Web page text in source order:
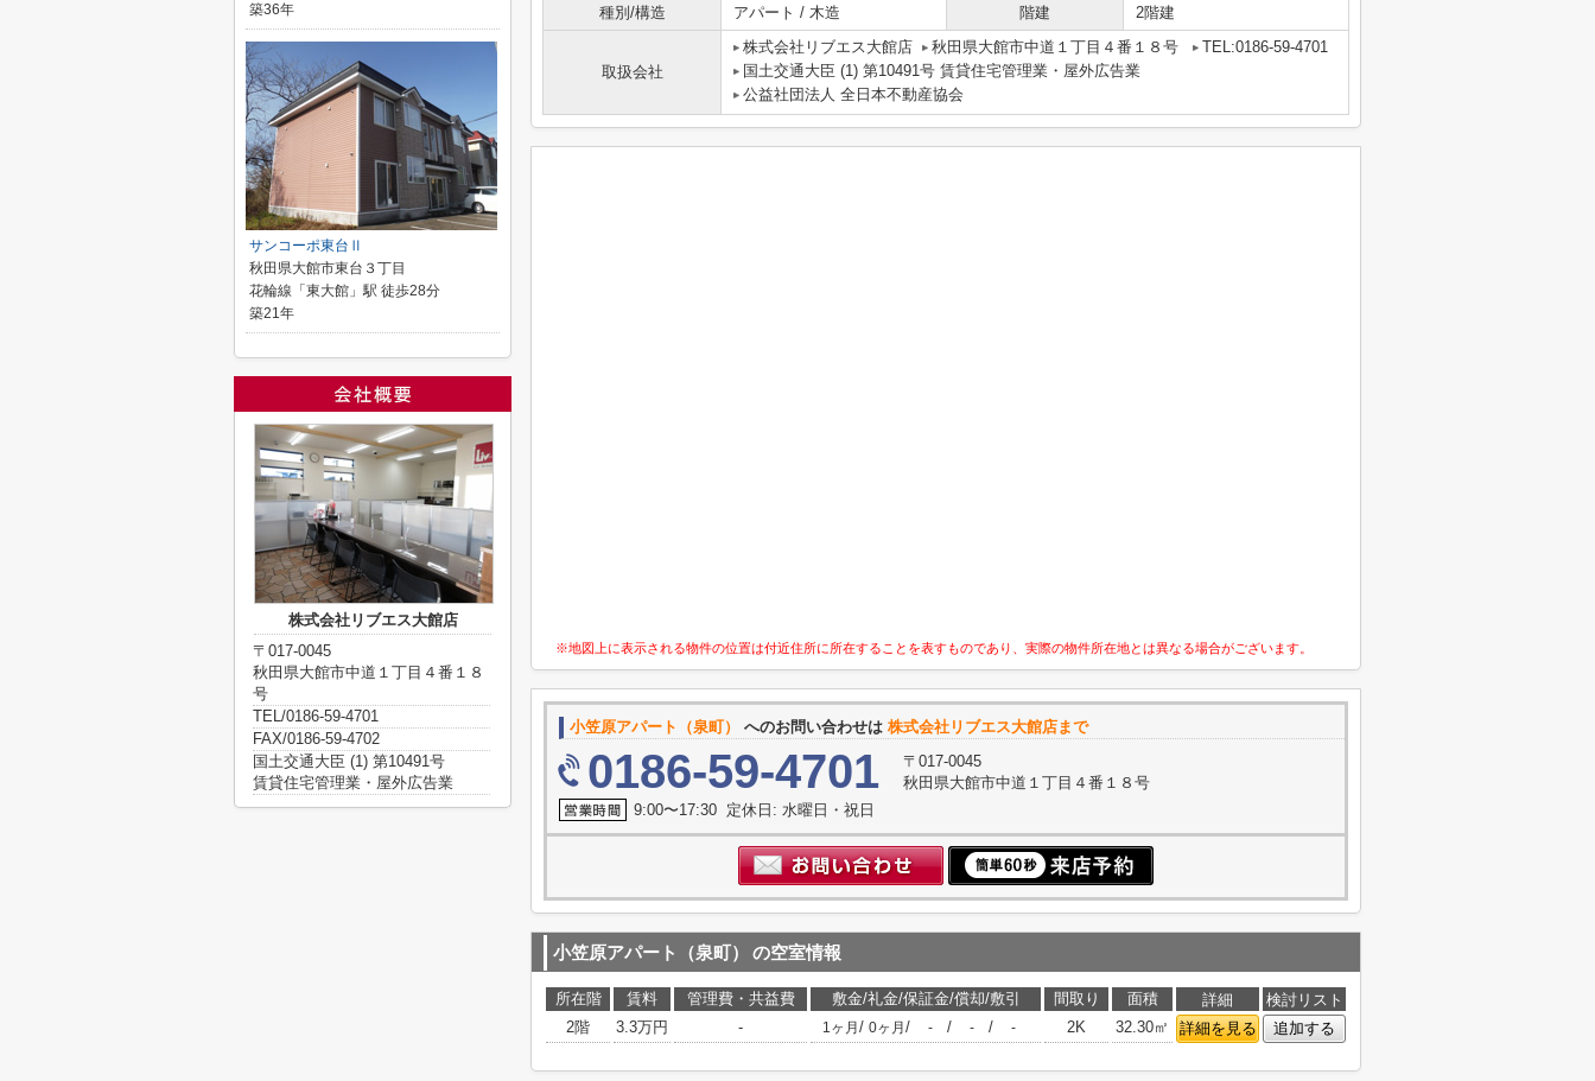
種別/構造
アパート / 木造 階建 2階建
取扱会社
株式会社リブエス大館店 秋田県大館市中道１丁目４番１８号
TEL:0186-59-4701
国土交通大臣 (1) 第10491号 賃貸住宅管理業・屋外広告業
公益社団法人 全日本不動産協会
※地図上に表示される物件の位置は付近住所に所在することを表すものであり、実際の物件所在地とは異なる場合がございます。
小笠原アパート（泉町） へのお問い合わせは 株式会社リブエス大館店まで
0186-59-4701
〒017-0045
秋田県大館市中道１丁目４番１８号
9:00〜17:30 定休日: 水曜日・祝日
小笠原アパート（泉町） の空室情報
所在階 賃料 管理費・共益費 敷金/礼金/保証金/償却/敷引 間取り 面積 詳細
検討リスト
2階
3.3万円 - 1ヶ月 / 0ヶ月 / - / - / - 2K 32.30㎡ 詳細を見る 追加する
築36年
サンコーポ東台Ⅱ
秋田県大館市東台３丁目
花輪線「東大館」駅 徒歩28分
築21年
株式会社リブエス大館店
〒017-0045
秋田県大館市中道１丁目４番１８
号
TEL/0186-59-4701
FAX/0186-59-4702
国土交通大臣 (1) 第10491号
賃貸住宅管理業・屋外広告業